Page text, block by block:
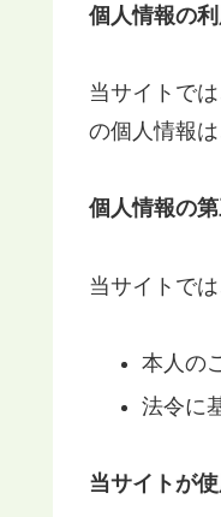
個人情報の
当サイトで
の個人情報
個人情報の
当サイトで
本人の
法令に
当サイトが